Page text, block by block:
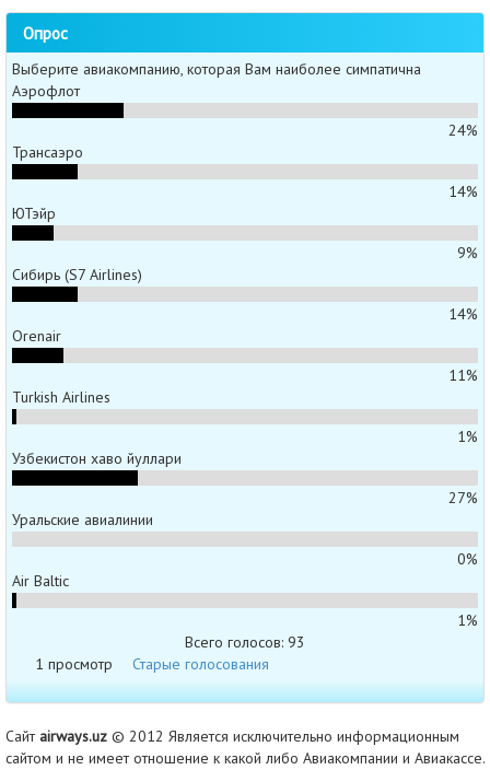
Опрос
Выберите авиакомпанию, которая Вам наиболее симпатична
Аэрофлот
24%
Трансаэро
14%
ЮТэйр
9%
Сибирь (S7 Airlines)
14%
Orenair
11%
Turkish Airlines
1%
Узбекистон хаво йуллари
27%
Уральские авиалинии
0%
Air Baltic
1%
Всего голосов: 93
1 просмотр
Старые голосования
Сайтairways.uz © 2012 Является исключительно информационным
сайтом и не имеет отношение к какой либо Авиакомпании и Авиакассе.